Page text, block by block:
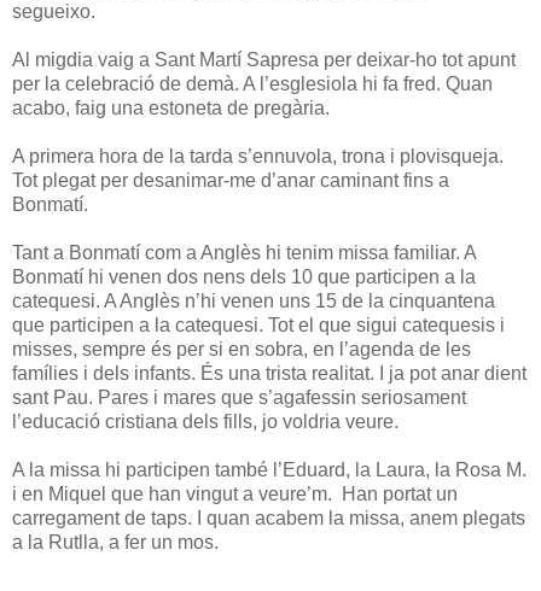
segueixo.
Al migdia vaig a Sant Martí Sapresa per deixar-ho tot apunt
per la celebració de demà. A l’esglesiola hi fa fred. Quan
acabo, faig una estoneta de pregària.
A primera hora de la tarda s’ennuvola, trona i plovisqueja.
Tot plegat per desanimar-me d’anar caminant fins a
Bonmatí.
Tant a Bonmatí com a Anglès hi tenim missa familiar. A
Bonmatí hi venen dos nens dels 10 que participen a la
catequesi. A Anglès n’hi venen uns 15 de la cinquantena
que participen a la catequesi. Tot el que sigui catequesis i
misses, sempre és per si en sobra, en l’agenda de les
famílies i dels infants. És una trista realitat. I ja pot anar dient
sant Pau. Pares i mares que s’agafessin seriosament
l’educació cristiana dels fills, jo voldria veure.
A la missa hi participen també l’Eduard, la Laura, la Rosa M.
i en Miquel que han vingut a veure’m. Han portat un
carregament de taps. I quan acabem la missa, anem plegats
a la Rutlla, a fer un mos.